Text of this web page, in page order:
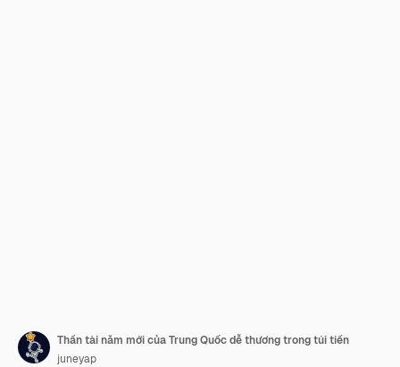
Thần tài năm mới của Trung Quốc dễ thương trong túi tiền
juneyap